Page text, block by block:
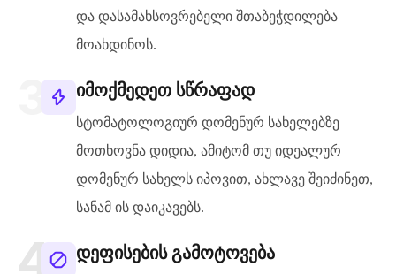
და დასამახსოვრებელი შთაბეჭდილება
მოახდინოს.
იმოქმედეთ სწრაფად
სტომატოლოგიურ დომენურ სახელებზე
მოთხოვნა დიდია, ამიტომ თუ იდეალურ
დომენურ სახელს იპოვით, ახლავე შეიძინეთ,
სანამ ის დაიკავებს.
დეფისების გამოტოვება